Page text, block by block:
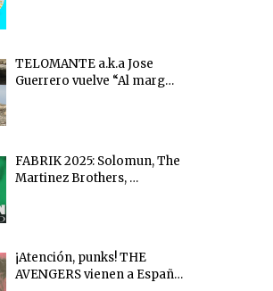
TELOMANTE a.k.a Jose
Guerrero vuelve “Al marg…
FABRIK 2025: Solomun, The
Martinez Brothers, …
¡Atención, punks! THE
AVENGERS vienen a Españ…